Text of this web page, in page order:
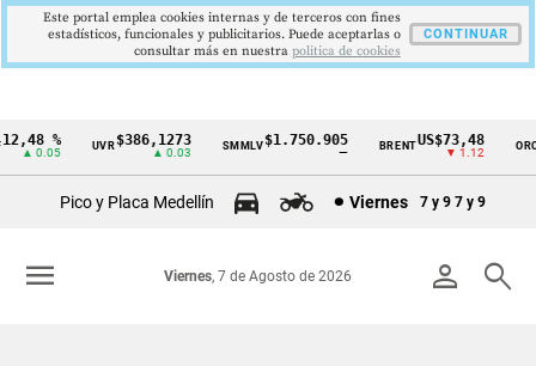
Cintillo
Colombia
%
▲ 0.05
UVR$386,1273
▲ 0.03
SMMLV$1.750.905 BRENTUS$73,48
▼ 1.12
ORO
Pico y Placa Medellín Viernes 7 y 9 7 y 9
person search
Viernes, 7 de Agosto de 2026
menu
Este portal emplea cookies internas y de terceros con fines
estadísticos, funcionales y publicitarios. Puede aceptarlas o
consultar más en nuestra politica de cookies
CONTINUAR